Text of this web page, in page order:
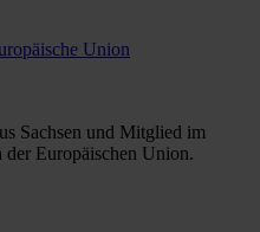
Union
Sachsen und Mitglied im
der Europäischen Union.